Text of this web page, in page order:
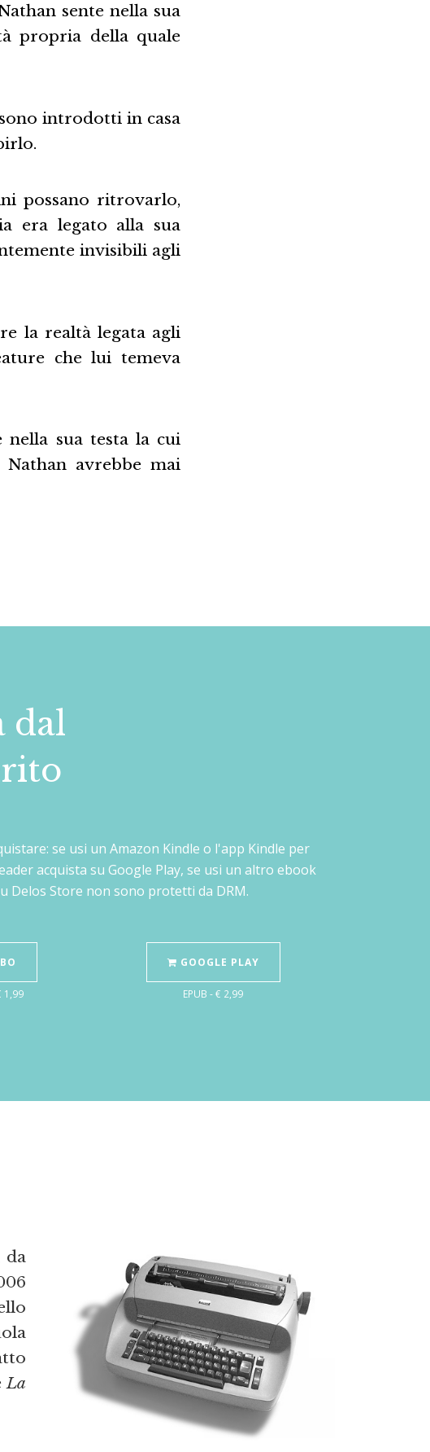
sente nella sua
propria della quale
introdotti in casa
possano ritrovarlo,
era legato alla sua
invisibili agli
la realtà legata agli
che lui temeva
sua testa la cui
avrebbe mai
dal
se usi un Amazon Kindle o l'app Kindle per
acquista su Google Play, se usi un altro ebook
Delos Store non sono protetti da DRM.
1,99
GOOGLE PLAY
EPUB - € 2,99
da
La